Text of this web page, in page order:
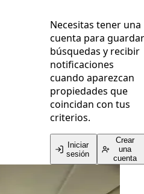
Necesitas tener una
cuenta para guardar
búsquedas y recibir
notificaciones
cuando aparezcan
propiedades que
coincidan con tus
criterios.
Iniciar
sesión
Crear
una
cuenta